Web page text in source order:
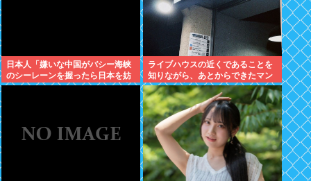
日本人「嫌いな中国がバシー海峡
のシーレーンを握ったら日本を妨
害するに違いない、だから台湾支
ライブハウスの近くであることを
知りながら、あとからできたマン
ションに入居した日本人、ライブ
ハウスがうるさいとクレーム